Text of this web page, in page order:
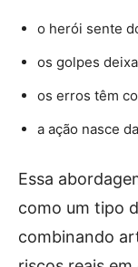
o herói sente
os golpes
os erros têm
a ação nasce
Essa
como um tipo
combinando